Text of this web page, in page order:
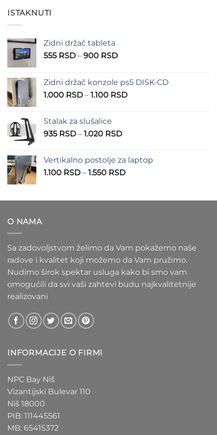
ISTAKNUTI
Zidni držač tableta
555 RSD – 900 RSDRaspon
555 RSD
do
Zidni držač konzole ps5 DISK-CD
1.000 RSD – 1.100 RSDRaspon
Stalak za slušalice
935 RSD – 1.020 RSDRaspon
935 RSD
do
Vertikalno postolje za laptop
1.100 RSD – 1.550 RSDRaspon
1.100 RSD
O NAMA
Sa zadovoljstvom želimo da Vam pokažemo naše
radove i kvalitet koji možemo da Vam pružimo.
Nudimo širok spektar usluga kako bi smo vam
omogućili da svi vaši zahtevi budu najkvalitetnije
realizovani
INFORMACIJE O FIRMI
NPC Bay Niš
Vizantijski Bulevar 110
Niš 18000
PIB: 111445561
MB: 65415372